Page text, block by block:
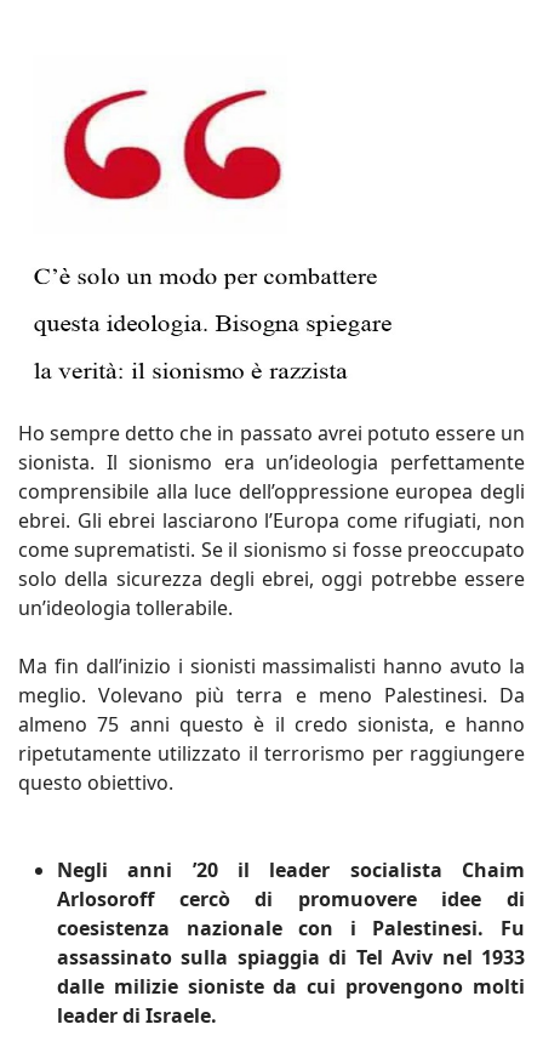
Ho sempre detto che in passato avrei potuto essere un
sionista. Il sionismo era un’ideologia perfettamente
comprensibile alla luce dell’oppressione europea degli
ebrei. Gli ebrei lasciarono l’Europa come rifugiati, non
come suprematisti. Se il sionismo si fosse preoccupato
solo della sicurezza degli ebrei, oggi potrebbe essere
un’ideologia tollerabile.
Ma fin dall’inizio i sionisti massimalisti hanno avuto la
meglio. Volevano più terra e meno Palestinesi. Da
almeno 75 anni questo è il credo sionista, e hanno
ripetutamente utilizzato il terrorismo per raggiungere
questo obiettivo.
Negli anni ’20 il leader socialista Chaim
Arlosoroff cercò di promuovere idee di
coesistenza nazionale con i Palestinesi. Fu
assassinato sulla spiaggia di Tel Aviv nel 1933
dalle milizie sioniste da cui provengono molti
leader di Israele.